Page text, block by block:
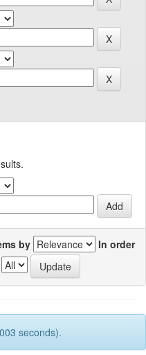
by
In order
seconds).